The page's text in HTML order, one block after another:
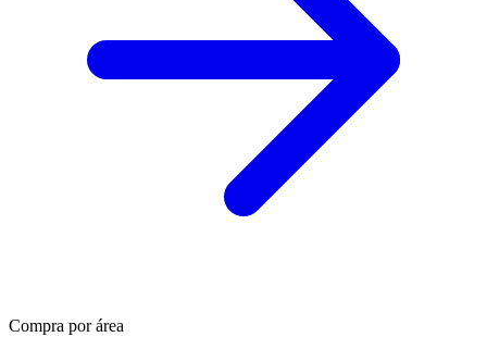
Compra por área